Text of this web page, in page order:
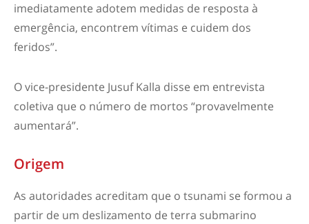
imediatamente adotem medidas de resposta à
emergência, encontrem vítimas e cuidem dos
feridos”.
O vice-presidente Jusuf Kalla disse em entrevista
coletiva que o número de mortos “provavelmente
aumentará”.
Origem
As autoridades acreditam que o tsunami se formou a
partir de um deslizamento de terra submarino